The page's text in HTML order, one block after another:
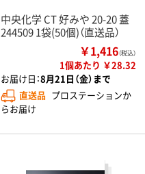
中央化学 CT 好みや 20-20 蓋
244509 1袋(50個)（直送品）
￥1,416（税込）
1個あたり ￥28.32
お届け日：8月21日（金）まで
直送品 プロステーションか
らお届け